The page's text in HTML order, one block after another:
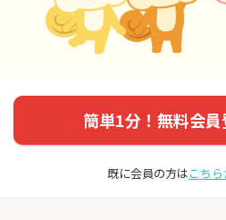
簡単1分！無料会
既に会員の方はこち